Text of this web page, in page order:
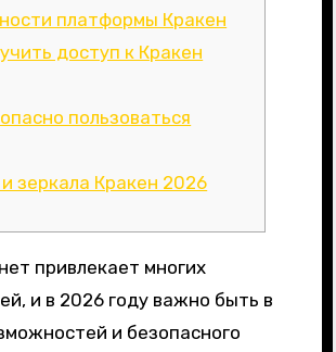
платформы Кракен
доступ к Кракен
пользоваться
зеркала Кракен 2026
и в 2026 году важно быть в
и безопасного